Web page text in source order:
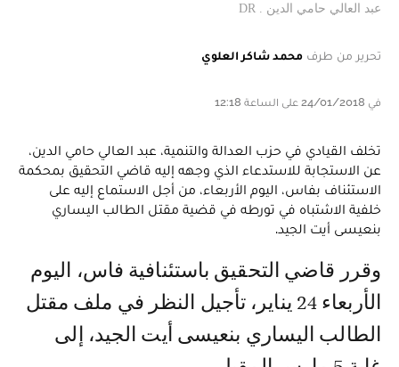
عبد العالي حامي الدين . DR
تحرير من طرف محمد شاكر العلوي
في 24/01/2018 على الساعة 12:18
تخلف القيادي في حزب العدالة والتنمية، عبد العالي حامي الدين،
عن الاستجابة للاستدعاء الذي وجهه إليه قاضي التحقيق بمحكمة
الاستئناف بفاس، اليوم الأربعاء، من أجل الاستماع إليه على
خلفية الاشتباه في تورطه في قضية مقتل الطالب اليساري
بنعيسى أيت الجيد.
وقرر قاضي التحقيق باستئنافية فاس، اليوم
الأربعاء 24 يناير، تأجيل النظر في ملف مقتل
الطالب اليساري بنعيسى أيت الجيد، إلى